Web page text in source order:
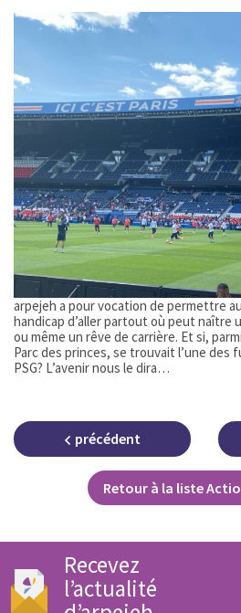
arpejeh a pour vocation de permettre
handicap d’aller partout où peut
ou même un rêve de carrière. Et si,
Parc des princes, se trouvait l’une
PSG? L’avenir nous le dira…
précédent
Retour à la liste
Recevez
l’actualité